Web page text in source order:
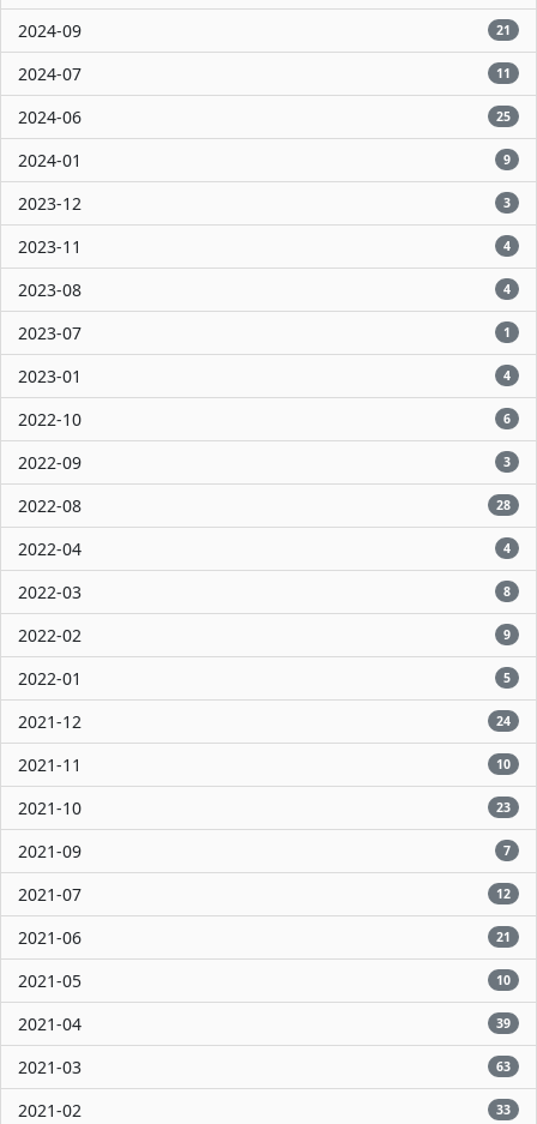
2024-09 21
2024-07 11
2024-06 25
2024-01 9
2023-12 3
2023-11 4
2023-08 4
2023-07 1
2023-01 4
2022-10 6
2022-09 3
2022-08 28
2022-04 4
2022-03 8
2022-02 9
2022-01 5
2021-12 24
2021-11 10
2021-10 23
2021-09 7
2021-07 12
2021-06 21
2021-05 10
2021-04 39
2021-03 63
2021-02 33